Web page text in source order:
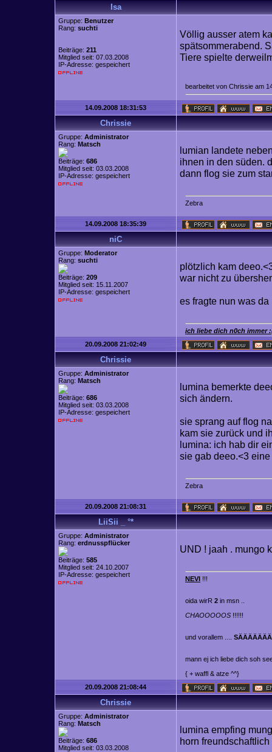
Isa
Gruppe: Benutzer
Rang: suchti
Beiträge: 211
Mitglied seit: 07.03.2008
IP-Adresse: gespeichert
Völlig ausser atem
spätsommerabend.
Tiere spielte
bearbeitet von Chrissie am
14.09.2008 18:31:53
Chrissie
Gruppe: Administrator
Rang: Matsch
Beiträge: 686
Mitglied seit: 03.03.2008
IP-Adresse: gespeichert
lumian landete
ihnen in den süden.
dann flog sie zum
Zebra
14.09.2008 18:35:39
niC
Gruppe: Moderator
Rang: suchti
Beiträge: 209
Mitglied seit: 15.11.2007
IP-Adresse: gespeichert
plötzlich kam
war nicht zu
es fragte nun was
ich liebe dich n0ch immer
20.09.2008 21:02:49
Chrissie
Gruppe: Administrator
Rang: Matsch
Beiträge: 686
Mitglied seit: 03.03.2008
IP-Adresse: gespeichert
lumina bemerkte
sich ändern.
sie sprang auf flog
kam sie zurück und
lumina: ich hab dir
sie gab deeo.<3
Zebra
20.09.2008 21:08:31
LiiSii _ °*
Gruppe: Administrator
Rang: erdnusspflücker
Beiträge: 585
Mitglied seit: 24.10.2007
IP-Adresse: gespeichert
UND ! jaah . mungo
NEVI !!!
oida wirR 2 in msn ..
CHAOOOOOS !!!!!!
und vorallem ....
mann ej ich liebe dich soh
{ + waffl & atze ^^}
20.09.2008 21:08:44
Chrissie
Gruppe: Administrator
Rang: Matsch
Beiträge: 686
Mitglied seit: 03.03.2008
lumina empfing
horn